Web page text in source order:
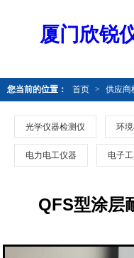
厦门欣锐
您当前的位置： 首页 > 供应商
光学仪器检测仪 环
电力电工仪器 电子
QFS型涂层